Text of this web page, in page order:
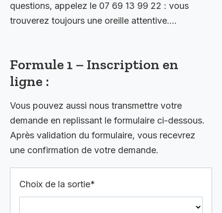
questions, appelez le 07 69 13 99 22 : vous
trouverez toujours une oreille attentive….
Formule 1 – Inscription en
ligne :
Vous pouvez aussi nous transmettre votre
demande en replissant le formulaire ci-dessous.
Après validation du formulaire, vous recevrez
une confirmation de votre demande.
Choix de la sortie*